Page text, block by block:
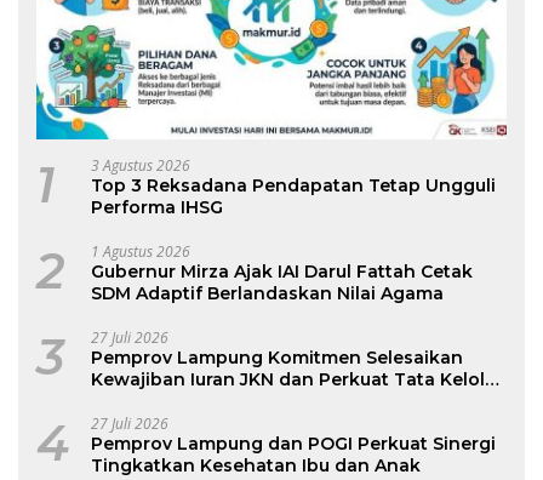
1 3 Agustus 2026
Top 3 Reksadana Pendapatan Tetap Ungguli
Performa IHSG
2 1 Agustus 2026
Gubernur Mirza Ajak IAI Darul Fattah Cetak
SDM Adaptif Berlandaskan Nilai Agama
3 27 Juli 2026
Pemprov Lampung Komitmen Selesaikan
Kewajiban Iuran JKN dan Perkuat Tata Kelola
4 27 Juli 2026
Pemprov Lampung dan POGI Perkuat Sinergi
Tingkatkan Kesehatan Ibu dan Anak